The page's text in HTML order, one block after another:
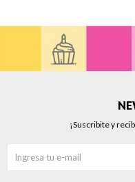
¡Suscribite y